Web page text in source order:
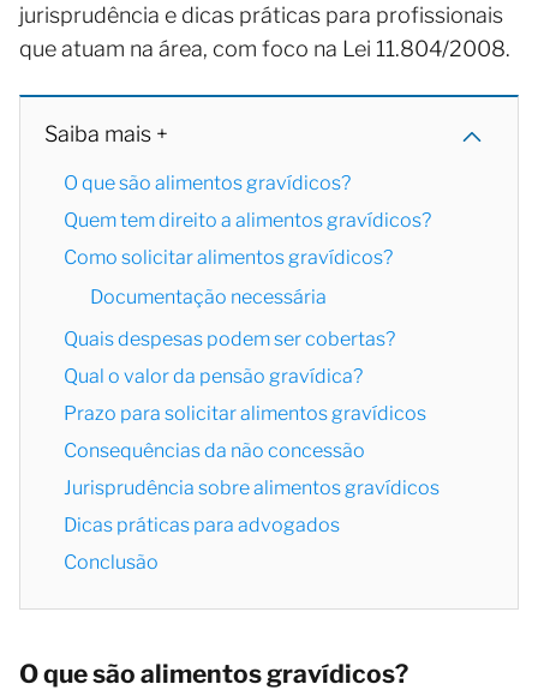
jurisprudência e dicas práticas para profissionais
que atuam na área, com foco na Lei 11.804/2008.
Saiba mais +
O que são alimentos gravídicos?
Quem tem direito a alimentos gravídicos?
Como solicitar alimentos gravídicos?
Documentação necessária
Quais despesas podem ser cobertas?
Qual o valor da pensão gravídica?
Prazo para solicitar alimentos gravídicos
Consequências da não concessão
Jurisprudência sobre alimentos gravídicos
Dicas práticas para advogados
Conclusão
O que são alimentos gravídicos?